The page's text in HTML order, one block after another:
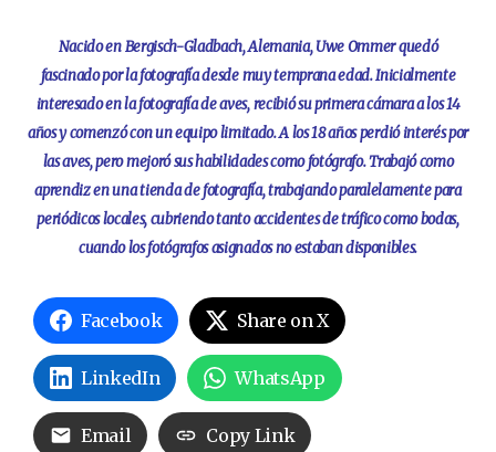
Nacido en Bergisch-Gladbach, Alemania, Uwe Ommer quedó
fascinado por la fotografía desde muy temprana edad. Inicialmente
interesado en la fotografía de aves, recibió su primera cámara a los 14
años y comenzó con un equipo limitado. A los 18 años perdió interés por
las aves, pero mejoró sus habilidades como fotógrafo. Trabajó como
aprendiz en una tienda de fotografía, trabajando paralelamente para
periódicos locales, cubriendo tanto accidentes de tráfico como bodas,
cuando los fotógrafos asignados no estaban disponibles.
Facebook Share on X
LinkedIn WhatsApp
Email Copy Link